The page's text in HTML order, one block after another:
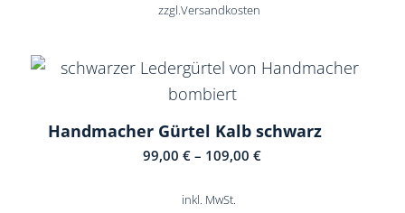
zzgl. Versandkosten
Handmacher Gürtel Kalb schwarz
99,00€ – 109,00€
inkl. MwSt.